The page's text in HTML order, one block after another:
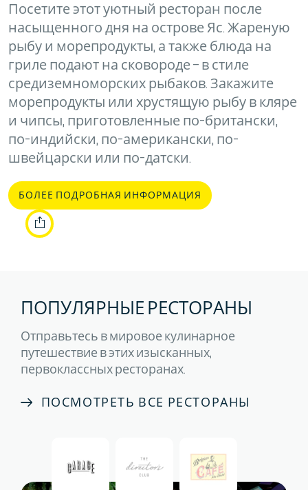
Посетите этот уютный ресторан после
насыщенного дня на острове Яс. Жареную
рыбу и морепродукты, а также блюда на
гриле подают на сковороде – в стиле
средиземноморских рыбаков. Закажите
морепродукты или хрустящую рыбу в кляре
и чипсы, приготовленные по-британски,
по-индийски, по-американски, по-
швейцарски или по-датски.
БОЛЕЕ ПОДРОБНАЯ ИНФОРМАЦИЯ
ПОПУЛЯРНЫЕ РЕСТОРАНЫ
Отправьтесь в мировое кулинарное
путешествие в этих изысканных,
первоклассных ресторанах.
ПОСМОТРЕТЬ ВСЕ РЕСТОРАНЫ